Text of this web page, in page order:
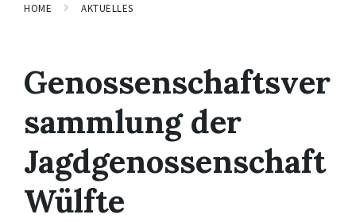
HOME AKTUELLES
Genossenschaftsver
sammlung der
Jagdgenossenschaft
Wülfte